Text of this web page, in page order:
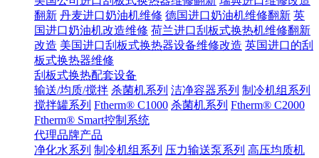
翻新 丹麦进口奶油机维修 德国进口奶油机维修翻新 英
国进口奶油机改造维修 荷兰进口刮板式换热机维修翻新
改造 美国进口刮板式换热器设备维修改造 英国进口的刮
板式换热器维修
刮板式换热配套设备
输送/均质/搅拌 杀菌机系列 洁净容器系列 制冷机组系列
搅拌罐系列 Ftherm® C1000 杀菌机系列 Ftherm® C2000
Ftherm® Smart控制系统
代理品牌产品
净化水系列 制冷机组系列 压力输送泵系列 高压均质机